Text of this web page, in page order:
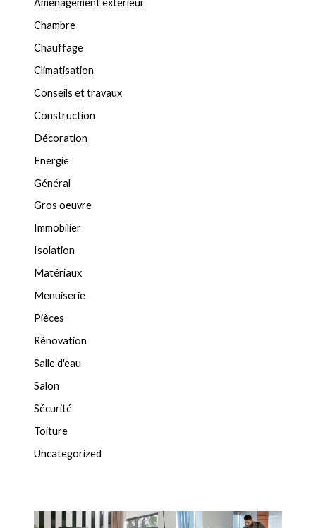
Aménagement extérieur
Chambre
Chauffage
Climatisation
Conseils et travaux
Construction
Décoration
Energie
Général
Gros oeuvre
Immobilier
Isolation
Matériaux
Menuiserie
Pièces
Rénovation
Salle d'eau
Salon
Sécurité
Toiture
Uncategorized